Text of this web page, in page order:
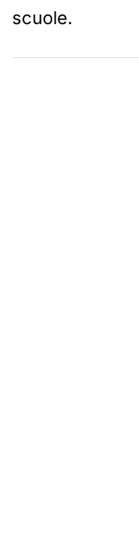
scuole.